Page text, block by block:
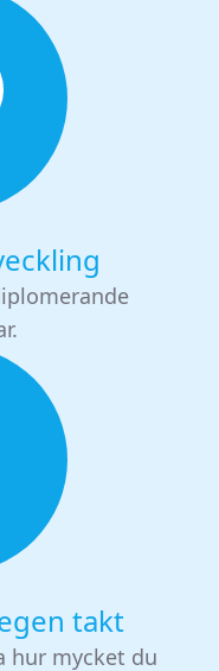
takt
hur mycket du